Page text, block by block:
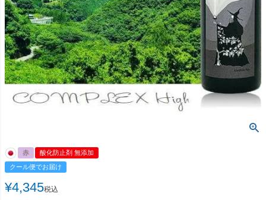
赤
酸化防止剤 無添加
クール便でお届け
¥4,345税込